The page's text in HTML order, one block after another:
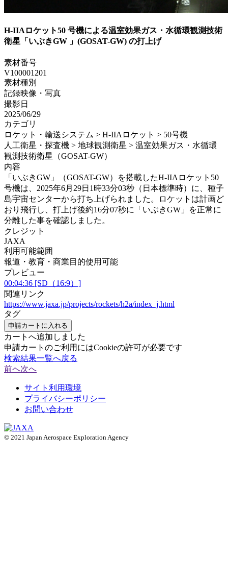
H-IIAロケット50 号機による温室効果ガス・水循環観測技術
衛星「いぶきGW 」(GOSAT-GW) の打上げ
素材番号
V100001201
素材種別
記録映像・写真
撮影日
2025/06/29
カテゴリ
ロケット・輸送システム > H-IIAロケット > 50号機
人工衛星・探査機 > 地球観測衛星 > 温室効果ガス・水循環
観測技術衛星（GOSAT-GW）
内容
「いぶきGW」（GOSAT-GW）を搭載したH-IIAロケット50
号機は、2025年6月29日1時33分03秒（日本標準時）に、種子
島宇宙センターから打ち上げられました。ロケットは計画ど
おり飛行し、打上げ後約16分07秒に「いぶきGW」を正常に
分離した事を確認しました。
クレジット
JAXA
利用可能範囲
報道・教育・商業目的使用可能
プレビュー
00:04:36 [SD（16:9）]
関連リンク
https://www.jaxa.jp/projects/rockets/h2a/index_j.html
タグ
申請カートに入れる
カートへ追加しました
申請カートのご利用にはCookieの許可が必要です
検索結果一覧へ戻る
前へ次へ
サイト利用環境
プライバシーポリシー
お問い合わせ
© 2021 Japan Aerospace Exploration Agency